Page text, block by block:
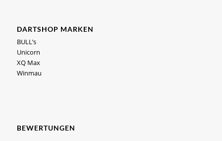
DARTSHOP MARKEN
BULL’s
Unicorn
XQ Max
Winmau
BEWERTUNGEN